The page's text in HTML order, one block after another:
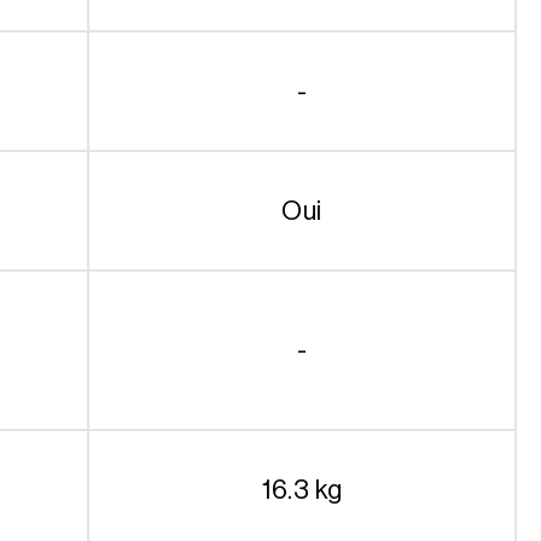
-
Oui
-
16.3 kg